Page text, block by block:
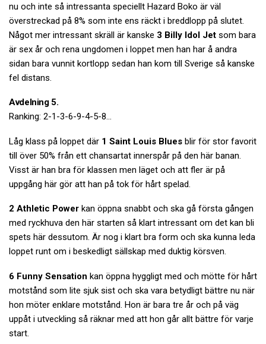
nu och inte så intressanta speciellt Hazard Boko är väl
överstreckad på 8% som inte ens räckt i breddlopp på slutet.
Något mer intressant skräll är kanske 3 Billy Idol Jet som bara
är sex år och rena ungdomen i loppet men han har å andra
sidan bara vunnit kortlopp sedan han kom till Sverige så kanske
fel distans.
Avdelning 5.
Ranking: 2-1-3-6-9-4-5-8…
Låg klass på loppet där 1 Saint Louis Blues blir för stor favorit
till över 50% från ett chansartat innerspår på den här banan.
Visst är han bra för klassen men läget och att fler är på
uppgång här gör att han på tok för hårt spelad.
2 Athletic Power kan öppna snabbt och ska gå första gången
med ryckhuva den här starten så klart intressant om det kan bli
spets här dessutom. Är nog i klart bra form och ska kunna leda
loppet runt om i beskedligt sällskap med duktig körsven.
6 Funny Sensation kan öppna hyggligt med och mötte för hårt
motstånd som lite sjuk sist och ska vara betydligt bättre nu när
hon möter enklare motstånd. Hon är bara tre år och på väg
uppåt i utveckling så räknar med att hon går allt bättre för varje
start.